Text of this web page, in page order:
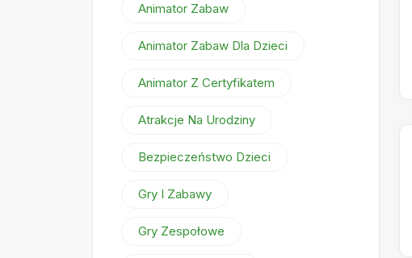
Animator Zabaw
Animator Zabaw Dla Dzieci
Animator Z Certyfikatem
Atrakcje Na Urodziny
Bezpieczeństwo Dzieci
Gry I Zabawy
Gry Zespołowe